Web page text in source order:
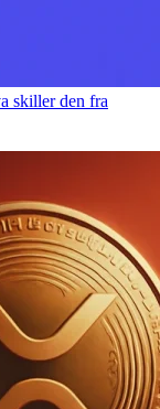
skiller den fra